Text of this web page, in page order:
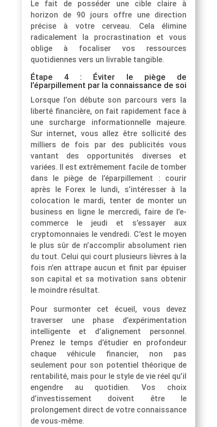
Le fait de posséder une cible claire à
horizon de 90 jours offre une direction
précise à votre cerveau. Cela élimine
radicalement la procrastination et vous
oblige à focaliser vos ressources
quotidiennes vers un livrable tangible.
Étape 4 : Éviter le piège de
l’éparpillement par la connaissance de soi
Lorsque l’on débute son parcours vers la
liberté financière, on fait rapidement face à
une surcharge informationnelle majeure.
Sur internet, vous allez être sollicité des
milliers de fois par des publicités vous
vantant des opportunités diverses et
variées. Il est extrêmement facile de tomber
dans le piège de l’éparpillement : courir
après le Forex le lundi, s’intéresser à la
colocation le mardi, tenter de monter un
business en ligne le mercredi, faire de l’e-
commerce le jeudi et s’essayer aux
cryptomonnaies le vendredi. C’est le moyen
le plus sûr de n’accomplir absolument rien
du tout. Celui qui court plusieurs lièvres à la
fois n’en attrape aucun et finit par épuiser
son capital et sa motivation sans obtenir
le moindre résultat.
Pour surmonter cet écueil, vous devez
traverser une phase d’expérimentation
intelligente et d’alignement personnel.
Prenez le temps d’étudier en profondeur
chaque véhicule financier, non pas
seulement pour son potentiel théorique de
rentabilité, mais pour le style de vie réel qu’il
engendre au quotidien. Vos choix
d’investissement doivent être le
prolongement direct de votre connaissance
de vous-même.